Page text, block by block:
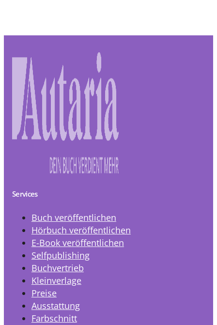
Services
Buch veröffentlichen
Hörbuch veröffentlichen
E-Book veröffentlichen
Selfpublishing
Buchvertrieb
Kleinverlage
Preise
Ausstattung
Farbschnitt